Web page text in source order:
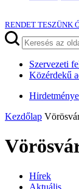
RENDET TESZÜNK
Szervezeti
Közérdekű
Kezdőlap
Hírek
Aktuális